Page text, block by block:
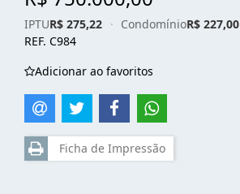
IPTUR$ 275,22 · CondomínioR$ 227,00
REF. C984
Adicionar ao favoritos
Ficha de Impressão